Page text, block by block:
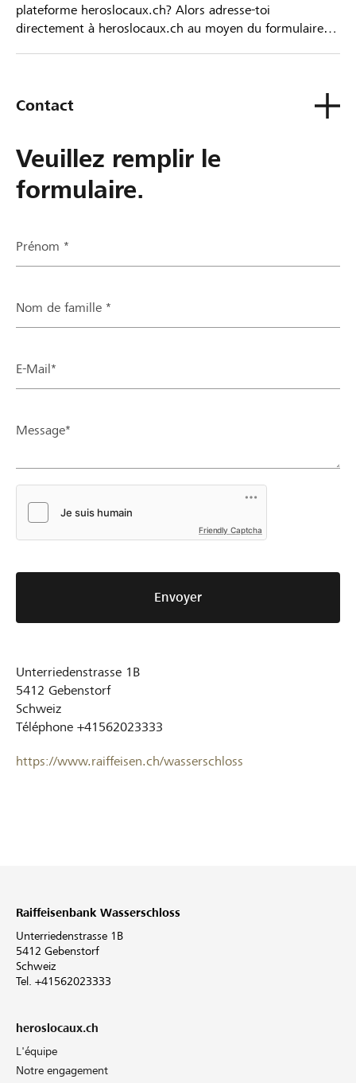
plateforme heroslocaux.ch? Alors adresse-toi
directement à heroslocaux.ch au moyen du formulaire
Contact
Veuillez remplir le
formulaire.
Prénom *
Nom de famille *
E-Mail*
Message*
Friendly Captcha
Envoyer
Unterriedenstrasse 1B
5412 Gebenstorf
Schweiz
Téléphone +41562023333
https://www.raiffeisen.ch/wasserschloss
Raiffeisenbank Wasserschloss
Unterriedenstrasse 1B
5412 Gebenstorf
Schweiz
Tel. +41562023333
heroslocaux.ch
L'équipe
Notre engagement